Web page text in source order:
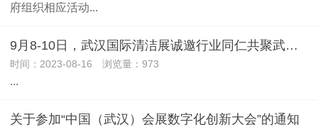
府组织相应活动...
9月8-10日，武汉国际清洁展诚邀行业同仁共聚武汉国际博览中心
时间：2023-08-16 浏览量：973
...
关于参加“中国（武汉）会展数字化创新大会”的通知